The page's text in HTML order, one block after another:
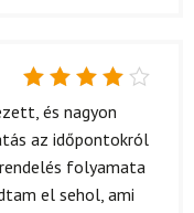
Értékelés:
4 / 5
és nagyon
az időpontokról
folyamata
el sehol, ami